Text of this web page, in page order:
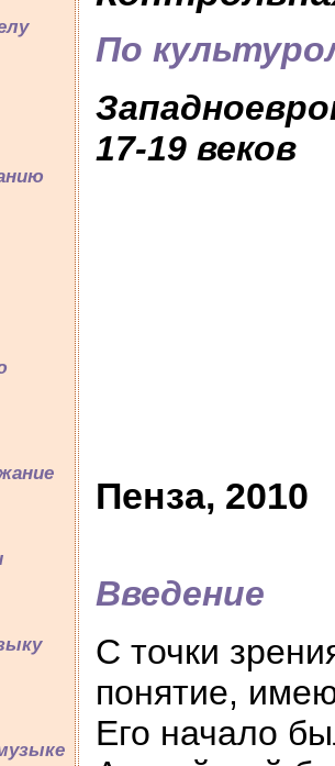
По
17-19 веков
Пенза, 2010
Введение
С точки
понятие,
Его начало